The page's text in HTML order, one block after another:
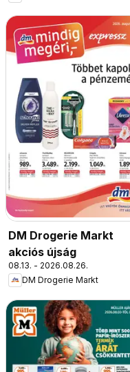
DM Drogerie Markt
akciós újság
08.13. - 2026.08.26.
DM Drogerie Markt